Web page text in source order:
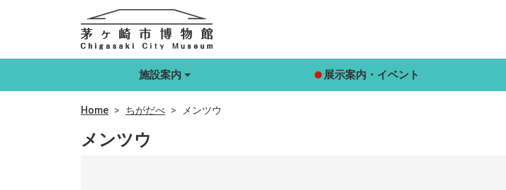
施設案内 展示案内・イベント
Home ちがだべ メンツウ
メンツウ